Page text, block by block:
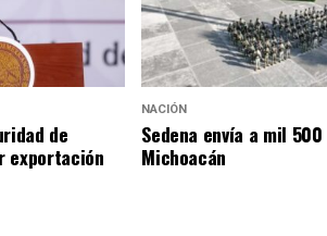
de
exportación
NACIÓN
Sedena envía a mil
Michoacán